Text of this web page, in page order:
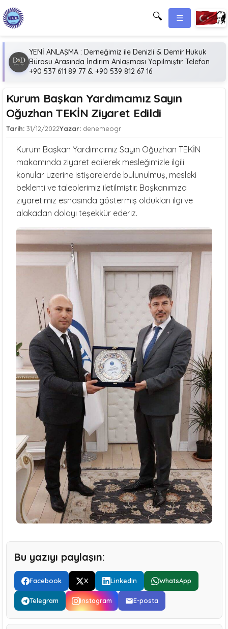
🔍 ☰
YENİ ANLAŞMA : Derneğimiz ile Denizli & Demir Hukuk
Bürosu Arasında İndirim Anlaşması Yapılmıştır. Telefon
+90 537 611 89 77 & +90 539 812 67 16
Kurum Başkan Yardımcımız Sayın
Oğuzhan TEKİN Ziyaret Edildi
Tarih: 31/12/2022Yazar:denemeogr
Kurum Başkan Yardımcımız Sayın Oğuzhan TEKİN
makamında ziyaret edilerek mesleğimizle ilgili
konular üzerine istişarelerde bulunulmuş, mesleki
beklenti ve taleplerimiz iletilmiştir. Başkanımıza
ziyaretimiz esnasında göstermiş oldukları ilgi ve
alakadan dolayı teşekkür ederiz.
Bu yazıyı paylaşın:
Facebook X LinkedIn WhatsApp
Telegram Instagram E-posta